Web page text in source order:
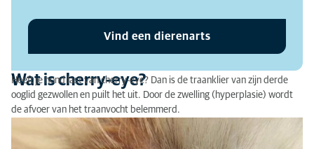
Vind een dierenarts
Wat is cherry-eye?
Heeft je hond last van cherry-eye? Dan is de traanklier van zijn derde
ooglid gezwollen en puilt het uit. Door de zwelling (hyperplasie) wordt
de afvoer van het traanvocht belemmerd.